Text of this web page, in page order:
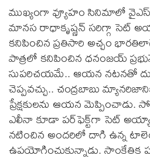
ముఖ్యంగా వ్యూహం సినిమాలో
మానస రాధాకృష్ణన్ సరిగ్గా సెట్‌
కనిపించిన ప్రతిసారి అచ్చం
పాత్రలో కనిపించిన ధనంజయ్
సుపరిచయమే.. ఆయన నటనతో
చెప్పవచ్చు.. చంద్రబాబు
ప్రేక్షకులను ఆయన
ఎలీనా కూడా పర్‌ఫెక్ట్‌గా సెట్‌
నటించిన అందరిలో దాగి ఉన్న
ఉపయోగించుకున్నాడు.